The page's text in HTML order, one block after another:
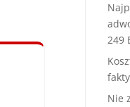
249
Nie